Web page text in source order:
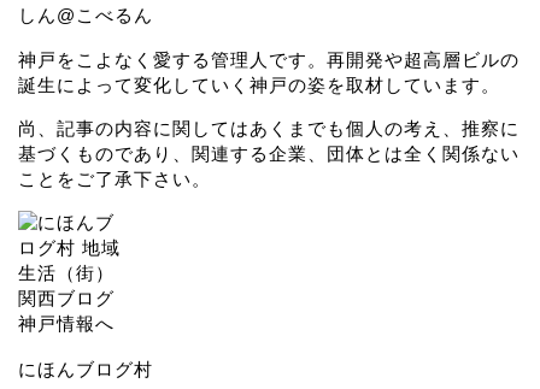
しん@こべるん
神戸をこよなく愛する管理人です。再開発や超高層ビルの
誕生によって変化していく神戸の姿を取材しています。
尚、記事の内容に関してはあくまでも個人の考え、推察に
基づくものであり、関連する企業、団体とは全く関係ない
ことをご了承下さい。
にほんブログ村